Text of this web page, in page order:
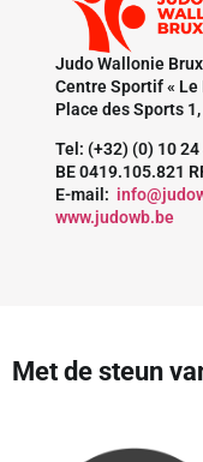
Judo Wallonie
Centre Sportif « Le
Place des Sports
Tel: (+32) (0) 10 24
BE 0419.105.821
E-mail:
www.judowb.be
Met de steun